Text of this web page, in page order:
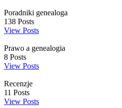
Poradniki genealoga
138 Posts
View Posts
Prawo a genealogia
8 Posts
View Posts
Recenzje
11 Posts
View Posts